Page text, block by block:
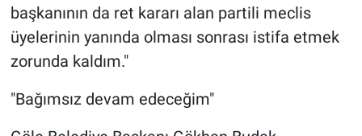
başkanının da ret kararı alan partili meclis
üyelerinin yanında olması sonrası istifa etmek
zorunda kaldım."
"Bağımsız devam edeceğim"